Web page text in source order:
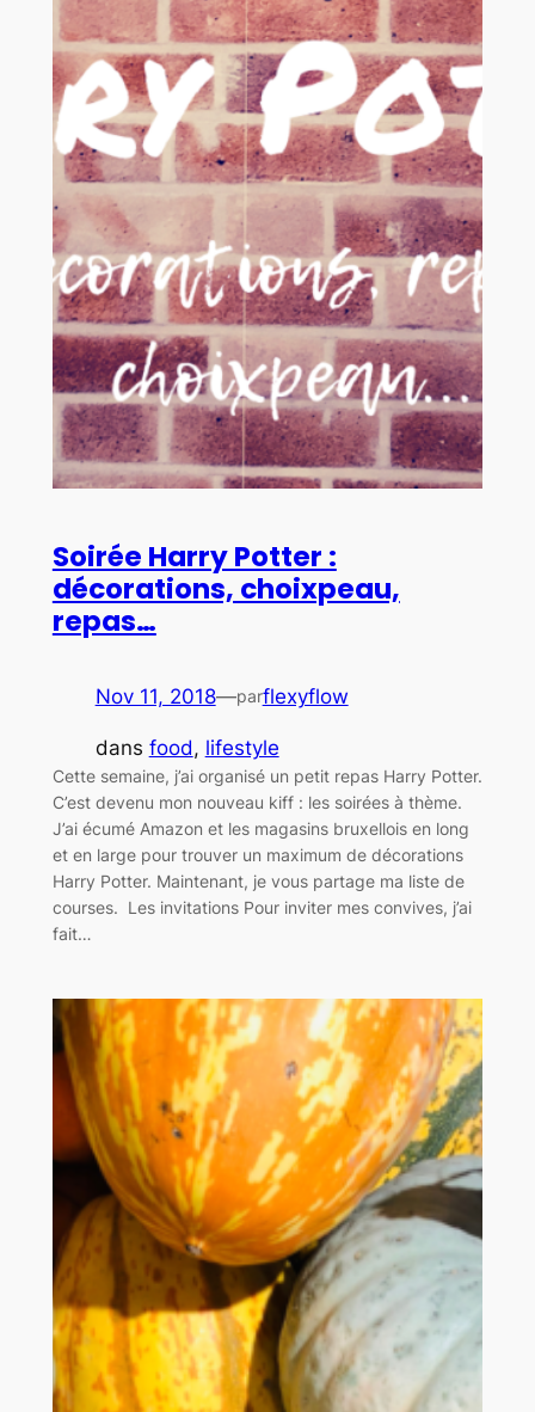
Soirée Harry Potter :
décorations, choixpeau,
repas…
Nov 11, 2018—parflexyflow
dans food, lifestyle
Cette semaine, j’ai organisé un petit repas Harry Potter.
C’est devenu mon nouveau kiff : les soirées à thème.
J’ai écumé Amazon et les magasins bruxellois en long
et en large pour trouver un maximum de décorations
Harry Potter. Maintenant, je vous partage ma liste de
courses. Les invitations Pour inviter mes convives, j’ai
fait…